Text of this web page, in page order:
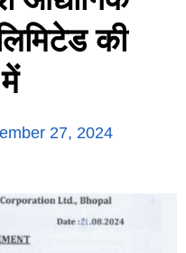
की
27, 2024